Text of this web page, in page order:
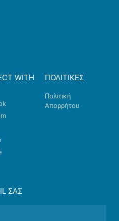
WITH ΠΟΛΙΤΙΚΕΣ
Πολιτική
Απορρήτου
ΣΑΣ